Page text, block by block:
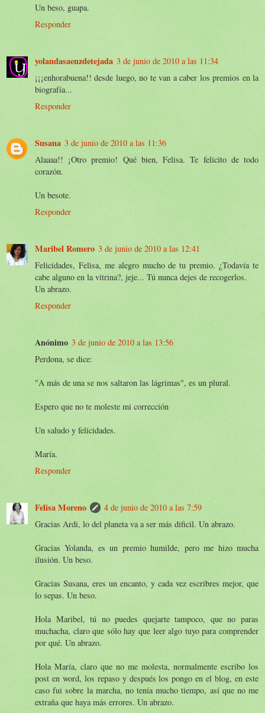
Un beso, guapa.
Responder
yolandasaenzdetejada 3 de junio de 2010 a las 11:34
¡¡¡enhorabuena!! desde luego, no te van a caber los premios en la
biografía...
Responder
Susana 3 de junio de 2010 a las 11:36
Alaaaa!! ¡Otro premio! Qué bien, Felisa. Te felicito de todo
corazón.
Un besote.
Responder
Maribel Romero 3 de junio de 2010 a las 12:41
Felicidades, Felisa, me alegro mucho de tu premio. ¿Todavía te
cabe alguno en la vitrina?, jeje... Tú nunca dejes de recogerlos.
Un abrazo.
Responder
Anónimo 3 de junio de 2010 a las 13:56
Perdona, se dice:
"A más de una se nos saltaron las lágrimas", es un plural.
Espero que no te moleste mi corrección
Un saludo y felicidades.
María.
Responder
Felisa Moreno
4 de junio de 2010 a las 7:59
Gracias Ardi, lo del planeta va a ser más dificil. Un abrazo.
Gracias Yolanda, es un premio humilde, pero me hizo mucha
ilusión. Un beso.
Gracias Susana, eres un encanto, y cada vez escribres mejor, que
lo sepas. Un beso.
Hola Maribel, tú no puedes quejarte tampoco, que no paras
muchacha, claro que sólo hay que leer algo tuyo para comprender
por qué. Un abrazo.
Hola María, claro que no me molesta, normalmente escribo los
post en word, los repaso y después los pongo en el blog, en este
caso fui sobre la marcha, no tenía mucho tiempo, así que no me
extraña que haya más errores. Un abrazo.